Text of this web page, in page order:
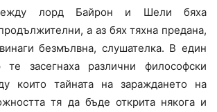
между лорд Байрон и Шели бяха
а аз бях тяхна предана,
безмълвна, слушателка. В един
те засегнаха различни философски
които тайната на зараждането на
тя да бъде открита някога и